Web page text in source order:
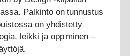
Palkinto on tunnustus
on yhdistetty
leikki ja oppiminen –